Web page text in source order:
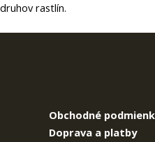
druhov rastlín.
Obchodné
Doprava a platby